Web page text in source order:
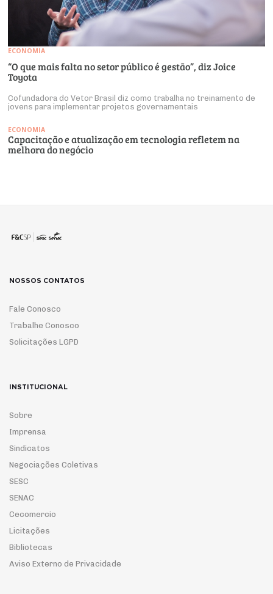
ECONOMIA
“O que mais falta no setor público é gestão”, diz Joice
Toyota
Cofundadora do Vetor Brasil diz como trabalha no treinamento de
jovens para implementar projetos governamentais
ECONOMIA
Capacitação e atualização em tecnologia refletem na
melhora do negócio
NOSSOS CONTATOS
Fale Conosco
Trabalhe Conosco
Solicitações LGPD
INSTITUCIONAL
Sobre
Imprensa
Sindicatos
Negociações Coletivas
SESC
SENAC
Cecomercio
Licitações
Bibliotecas
Aviso Externo de Privacidade